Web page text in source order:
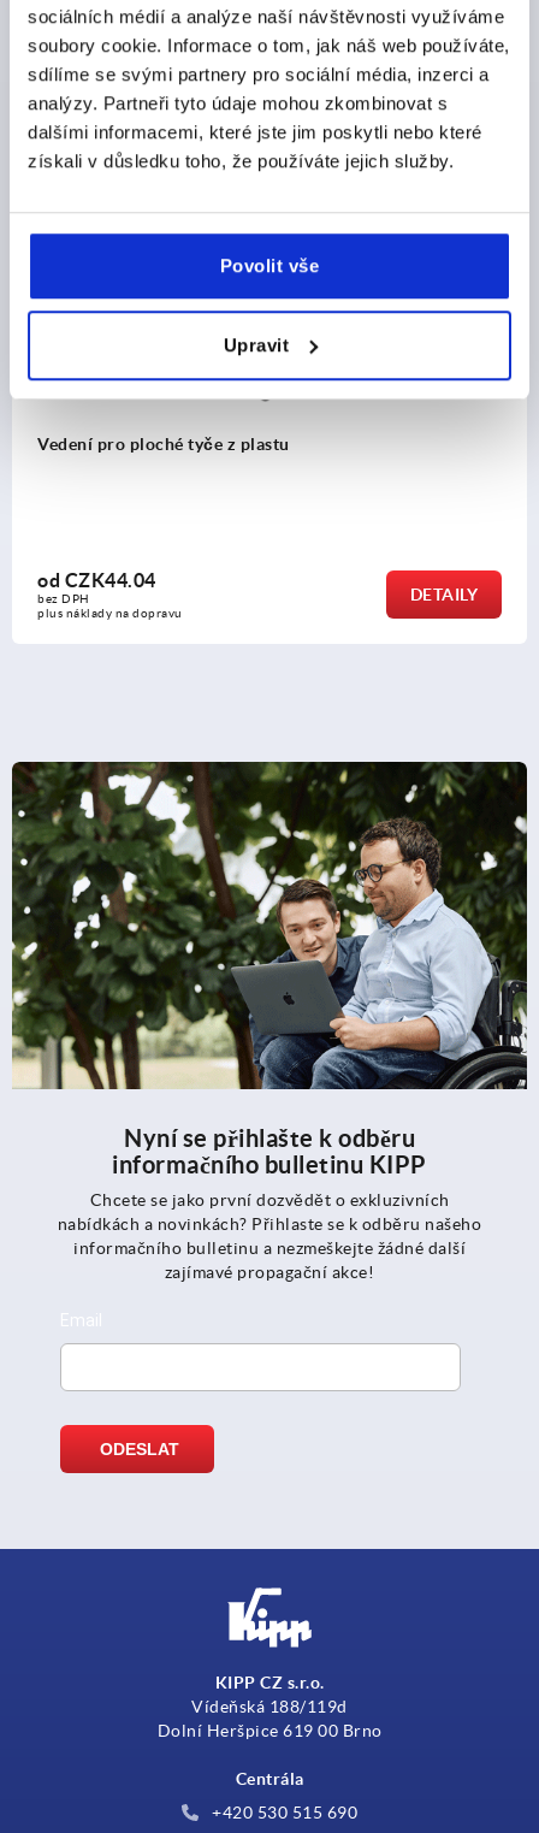
sociálních médií a analýze naší návštěvnosti využíváme
soubory cookie. Informace o tom, jak náš web používáte,
sdílíme se svými partnery pro sociální média, inzerci a
analýzy. Partneři tyto údaje mohou zkombinovat s
dalšími informacemi, které jste jim poskytli nebo které
získali v důsledku toho, že používáte jejich služby.
Povolit vše
Upravit
Ostatní zákazníci také zakoupili
Vedení pro ploché tyče z plastu
od CZK44.04
bez DPH
plus náklady na dopravu
DETAILY
Nyní se přihlašte k odběru
informačního bulletinu KIPP
Chcete se jako první dozvědět o exkluzivních
nabídkách a novinkách? Přihlaste se k odběru našeho
informačního bulletinu a nezmeškejte žádné další
zajímavé propagační akce!
KIPP CZ s.r.o.
Vídeňská 188/119d
Dolní Heršpice 619 00 Brno
Centrála
+420 530 515 690